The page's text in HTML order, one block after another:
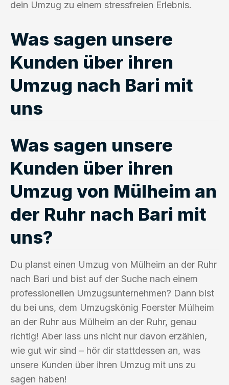
dein Umzug zu einem stressfreien Erlebnis.
Was sagen unsere
Kunden über ihren
Umzug nach Bari mit
uns
Was sagen unsere
Kunden über ihren
Umzug von Mülheim an
der Ruhr nach Bari mit
uns?
Du planst einen Umzug von Mülheim an der Ruhr
nach Bari und bist auf der Suche nach einem
professionellen Umzugsunternehmen? Dann bist
du bei uns, dem Umzugskönig Foerster Mülheim
an der Ruhr aus Mülheim an der Ruhr, genau
richtig! Aber lass uns nicht nur davon erzählen,
wie gut wir sind – hör dir stattdessen an, was
unsere Kunden über ihren Umzug mit uns zu
sagen haben!